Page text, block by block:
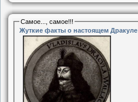
Самое..., самое!!!
Жуткие факты о настоящем Дракуле